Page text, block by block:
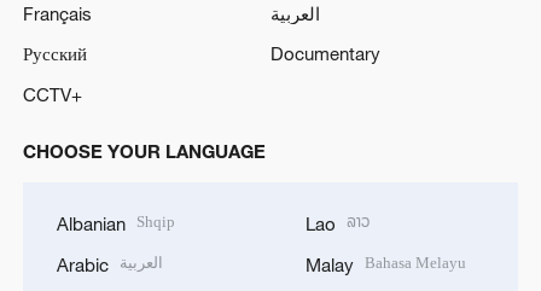
Français
العربية
Русский
Documentary
CCTV+
CHOOSE YOUR LANGUAGE
Albanian Shqip
Arabic العربية
Lao ລາວ
Malay Bahasa Melayu